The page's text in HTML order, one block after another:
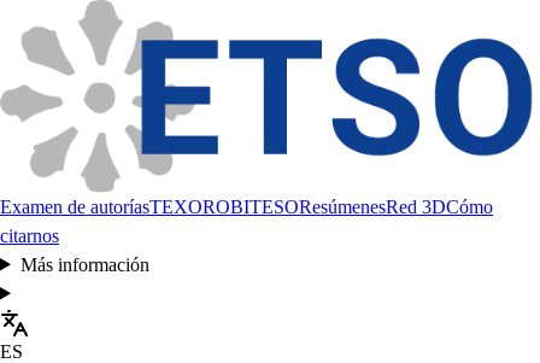
Examen de autoríasTEXOROBITESOResúmenesRed 3DCómo
citarnos
Más información
ES